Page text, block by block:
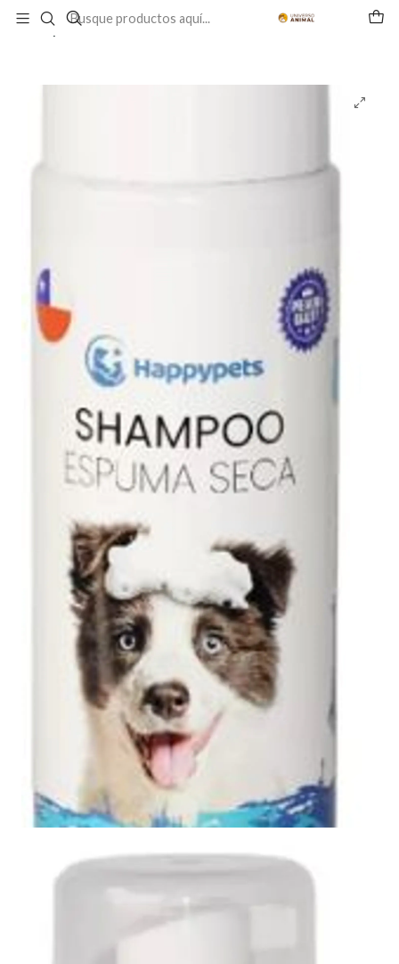
Inicio PERRO GROOMING Y BELLEZA
Shampoo
Shampoo en Seco para Perros sin Enjuague 280 ml